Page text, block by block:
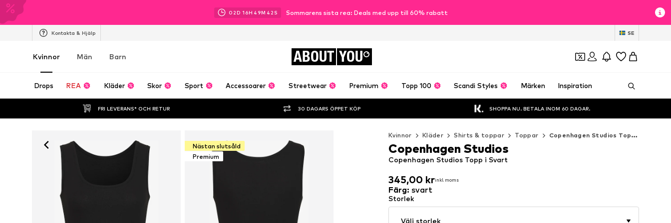
02D 16H 49M 41 S Sommarens sista rea: Deals med upp till 60% rabatt
Kontakta & Hjälp SE
Kvinnor Män Barn ABOUT YOU
Drops REA Kläder Skor Sport Accessoarer Streetwear Premium Topp 100 Scandi Styles Märken Inspiration
FRI LEVERANS* OCH RETUR 30 DAGARS ÖPPET KÖP SHOPPA NU. BETALA INOM 60 DAGAR.
Nästan slutsåld
Premium
Kvinnor Kläder Shirts & toppar Toppar Copenhagen Studios Toppar
345,00 krinkl. moms
345,00 kr
Copenhagen Studios Topp i Svart
Copenhagen Studios
Färg: svart
Storlek
Välj storlek